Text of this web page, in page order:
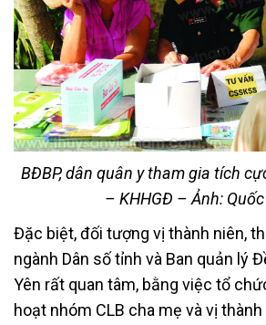
BĐBP, dân quân y tham gia tích
– KHHGĐ – Ảnh:
Đặc biệt, đối tượng vị thành niên,
ngành Dân số tỉnh và Ban quản lý
Yên rất quan tâm, bằng việc tổ
hoạt nhóm CLB cha mẹ và vị